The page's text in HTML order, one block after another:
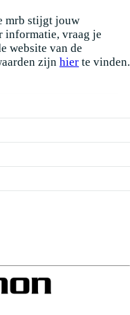
mrb stijgt jouw
informatie, vraag je
website van de
zijn hier te vinden.